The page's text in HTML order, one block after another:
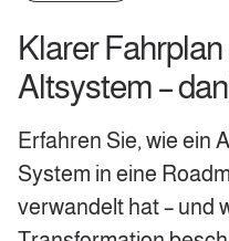
Klarer
Altsystem –
Erfahren Sie, wie ein
System in eine
verwandelt hat – und